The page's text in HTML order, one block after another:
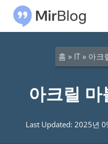
홈 » IT» 아크
아크릴 마
Last Updated: 2025년